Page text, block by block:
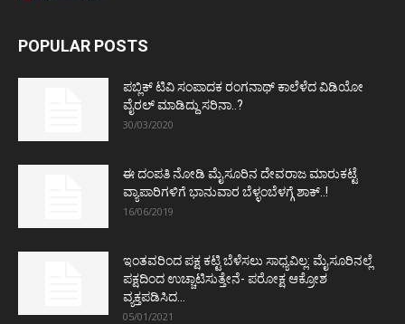
POPULAR POSTS
ಪಬ್ಲಿಕ್ ಟಿವಿ ಸಂಪಾದಕ ರಂಗನಾಥ್ ಕಾಲೆಳೆದ ವಿಡಿಯೋ
ವೈರಲ್ ಮಾಡಿದ್ದು ಸರಿನಾ..?
30/03/2020
ಈ ದಂಪತಿ ನೋಡಿ ಮೈಸೂರಿನ ದೇವರಾಜ ಮಾರುಕಟ್ಟೆ
ವ್ಯಾಪಾರಿಗಳಿಗೆ ಭಾನುವಾರ ಬೆಳ್ಳಂಬೆಳಗ್ಗೆ ಶಾಕ್..!
16/06/2019
ಇಂತವರಿಂದ ಪಕ್ಷ ಕಟ್ಟಿ ಬೆಳೆಸಲು ಸಾಧ್ಯವಿಲ್ಲ: ಮೈಸೂರಿನಲ್ಲೆ
ಪಕ್ಷದಿಂದ ಉಚ್ಚಾಟಿಸುತ್ತೇನೆ- ಪರೋಕ್ಷ ಆಕ್ರೋಶ
ವ್ಯಕ್ತಪಡಿಸಿದ...
05/01/2021